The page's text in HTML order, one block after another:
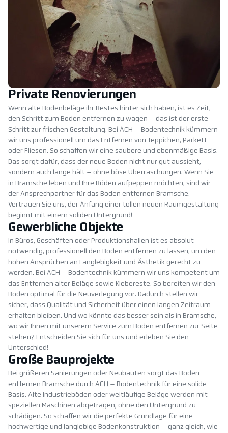
Private Renovierungen
Wenn alte Bodenbeläge ihr Bestes hinter sich haben, ist es Zeit,
den Schritt zum Boden entfernen zu wagen – das ist der erste
Schritt zur frischen Gestaltung. Bei ACH – Bodentechnik kümmern
wir uns professionell um das Entfernen von Teppichen, Parkett
oder Fliesen. So schaffen wir eine saubere und ebenmäßige Basis.
Das sorgt dafür, dass der neue Boden nicht nur gut aussieht,
sondern auch lange hält – ohne böse Überraschungen. Wenn Sie
in Bramsche leben und Ihre Böden aufpeppen möchten, sind wir
der Ansprechpartner für das Boden entfernen Bramsche.
Vertrauen Sie uns, der Anfang einer tollen neuen Raumgestaltung
beginnt mit einem soliden Untergrund!
Gewerbliche Objekte
In Büros, Geschäften oder Produktionshallen ist es absolut
notwendig, professionell den Boden entfernen zu lassen, um den
hohen Ansprüchen an Langlebigkeit und Ästhetik gerecht zu
werden. Bei ACH – Bodentechnik kümmern wir uns kompetent um
das Entfernen alter Beläge sowie Klebereste. So bereiten wir den
Boden optimal für die Neuverlegung vor. Dadurch stellen wir
sicher, dass Qualität und Sicherheit über einen langen Zeitraum
erhalten bleiben. Und wo könnte das besser sein als in Bramsche,
wo wir Ihnen mit unserem Service zum Boden entfernen zur Seite
stehen? Entscheiden Sie sich für uns und erleben Sie den
Unterschied!
Große Bauprojekte
Bei größeren Sanierungen oder Neubauten sorgt das Boden
entfernen Bramsche durch ACH – Bodentechnik für eine solide
Basis. Alte Industrieböden oder weitläufige Beläge werden mit
speziellen Maschinen abgetragen, ohne den Untergrund zu
schädigen. So schaffen wir die perfekte Grundlage für eine
hochwertige und langlebige Bodenkonstruktion – ganz gleich, wie